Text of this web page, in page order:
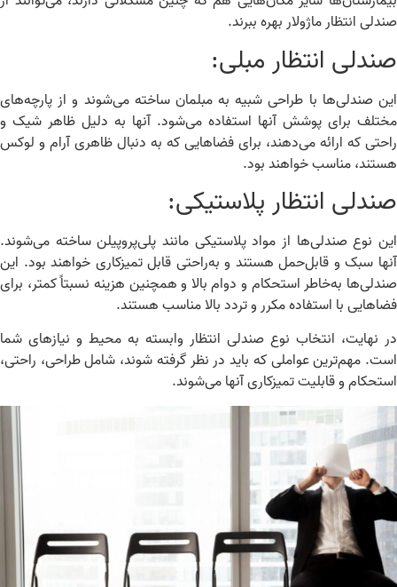
انتظار ماژولار بهره ببرند.
انتظار مبلی:
صندلی‌ها با طراحی شبیه به مبلمان ساخته می‌شوند و از پارچه‌های
برای پوشش آنها استفاده می‌شود. آنها به دلیل ظاهر شیک و
که ارائه می‌دهند، برای فضاهایی که به دنبال ظاهری آرام و لوکس
مناسب خواهند بود.
انتظار پلاستیکی:
نوع صندلی‌ها از مواد پلاستیکی مانند پلی‌پروپیلن ساخته می‌شوند.
سبک و قابل‌حمل هستند و به‌راحتی قابل تمیزکاری خواهند بود. این
به‌خاطر استحکام و دوام بالا و همچنین هزینه نسبتاً کمتر، برای
با استفاده مکرر و تردد بالا مناسب هستند.
نهایت، انتخاب نوع صندلی انتظار وابسته به محیط و نیازهای شما
مهم‌ترین عواملی که باید در نظر گرفته شوند، شامل طراحی، راحتی،
و قابلیت تمیزکاری آنها می‌شوند.